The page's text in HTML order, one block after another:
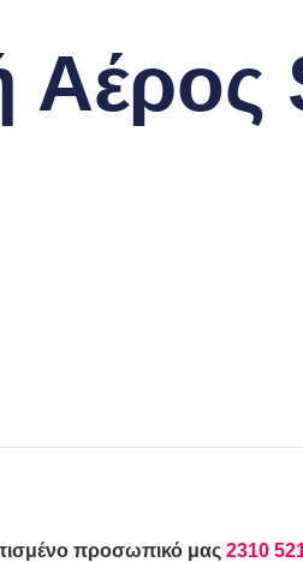
προσωπικό μας 2310